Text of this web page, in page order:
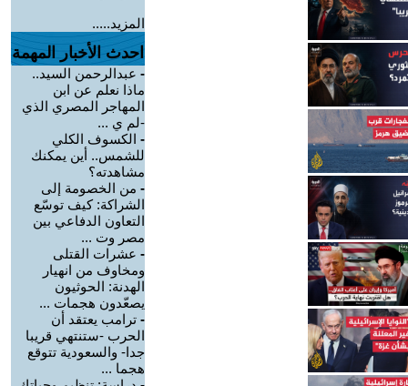
المزيد.....
احدث الأخبار المهمة
- عبدالرحمن السيد..
ماذا نعلم عن ابن
المهاجر المصري الذي
-لم ي ...
- الكسوف الكلي
للشمس.. أين يمكنك
مشاهدته؟
- من الخصومة إلى
الشراكة: كيف توسّع
التعاون الدفاعي بين
مصر وت ...
- عشرات القتلى
ومخاوف من انهيار
الهدنة: الحوثيون
يصعّدون هجمات ...
- ترامب يعتقد أن
الحرب -ستنتهي قريبا
جدا- والسعودية تتوقع
هجما ...